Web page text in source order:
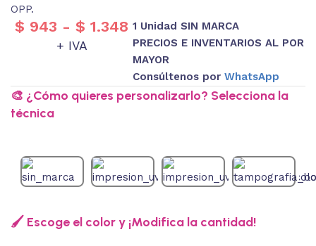
OPP.
$ 943 - $ 1.348
+ IVA
1 Unidad SIN MARCA
PRECIOS E INVENTARIOS AL POR
MAYOR
Consúltenos porWhatsApp
🎨 ¿Cómo quieres personalizarlo? Selecciona la
técnica
🖌️ Escoge el color y ¡Modifica la cantidad!